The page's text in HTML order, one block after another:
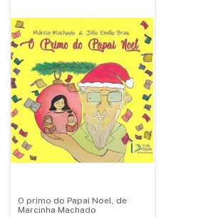
O primo do Papai Noel, de
Marcinha Machado